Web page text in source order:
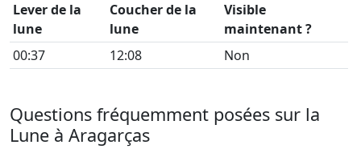
Lever de la
lune
Coucher de la
lune
Visible
maintenant ?
00:37
12:08 Non
Questions fréquemment posées sur la
Lune à Aragarças